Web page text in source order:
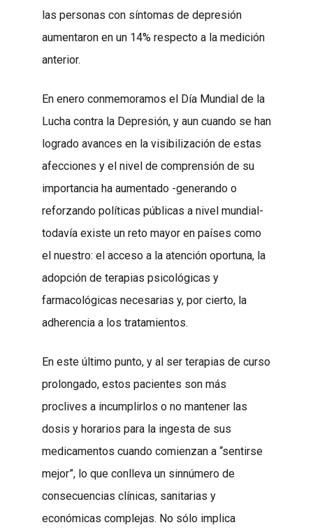
las personas con síntomas de depresión
aumentaron en un 14% respecto a la medición
anterior.
En enero conmemoramos el Día Mundial de la
Lucha contra la Depresión, y aun cuando se han
logrado avances en la visibilización de estas
afecciones y el nivel de comprensión de su
importancia ha aumentado -generando o
reforzando políticas públicas a nivel mundial-
todavía existe un reto mayor en países como
el nuestro: el acceso a la atención oportuna, la
adopción de terapias psicológicas y
farmacológicas necesarias y, por cierto, la
adherencia a los tratamientos.
En este último punto, y al ser terapias de curso
prolongado, estos pacientes son más
proclives a incumplirlos o no mantener las
dosis y horarios para la ingesta de sus
medicamentos cuando comienzan a “sentirse
mejor”, lo que conlleva un sinnúmero de
consecuencias clínicas, sanitarias y
económicas complejas. No sólo implica